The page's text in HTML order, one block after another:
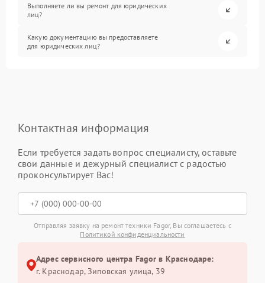
Выполняете ли вы ремонт для юридических
лиц?
Какую документацию вы предоставляете
для юридических лиц?
Контактная информация
Если требуется задать вопрос специалисту, оставьте
свои данные и дежурный специалист с радостью
проконсультирует Вас!
Отправляя заявку на ремонт техники Fagor, Вы соглашаетесь с
Политикой конфиденциальности
Адрес сервисного центра Fagor в Краснодаре:
г. Краснодар, Зиповская улица, 39